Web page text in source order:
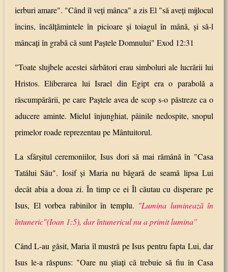
ierburi amare". "Când îl veţi mânca" a zis El "să aveţi mijlocul
încins, încălţămintele în picioare şi toiagul în mână, şi să-l
mâncaţi în grabă că sunt Paştele Domnului" Exod 12:31
"Toate slujbele acestei sărbători erau simboluri ale lucrării lui
Hristos. Eliberarea lui Israel din Egipt era o parabolă a
răscumpărării, pe care Paştele avea de scop s-o păstreze ca o
aducere aminte. Mielul înjunghiat, pâinile nedospite, snopul
primelor roade reprezentau pe Mântuitorul.
La sfârşitul ceremoniilor, Isus dori să mai rămână în "Casa
Tatălui Său". Iosif şi Maria nu băgară de seamă lipsa Lui
decât abia a doua zi. În timp ce ei Îl căutau cu disperare pe
Isus, El vorbea rabinilor în templu. "Lumina luminează în
întuneric"(Ioan 1:5), dar întunericul nu a primit lumina"
Când L-au găsit, Maria îl mustră pe Isus pentru fapta Lui, dar
Isus le-a răspuns: "Oare nu ştiaţi că trebuie să fiu în Casa